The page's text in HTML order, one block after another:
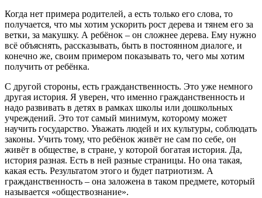
Когда нет примера родителей, а есть только его слова, то
получается, что мы хотим ускорить рост дерева и тянем его за
ветки, за макушку. А ребёнок – он сложнее дерева. Ему нужно
всё объяснять, рассказывать, быть в постоянном диалоге, и
конечно же, своим примером показывать то, чего мы хотим
получить от ребёнка.
С другой стороны, есть гражданственность. Это уже немного
другая история. Я уверен, что именно гражданственность и
надо развивать в детях в рамках школы или дошкольных
учреждений. Это тот самый минимум, которому может
научить государство. Уважать людей и их культуры, соблюдать
законы. Учить тому, что ребёнок живёт не сам по себе, он
живёт в обществе, в стране, у которой богатая история. Да,
история разная. Есть в ней разные страницы. Но она такая,
какая есть. Результатом этого и будет патриотизм. А
гражданственность – она заложена в таком предмете, который
называется «обществознание».